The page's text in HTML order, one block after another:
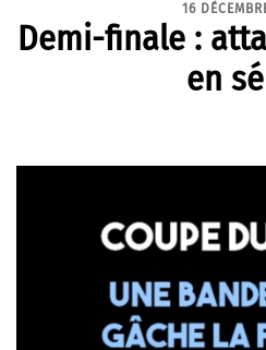
16
Demi-finale :
en